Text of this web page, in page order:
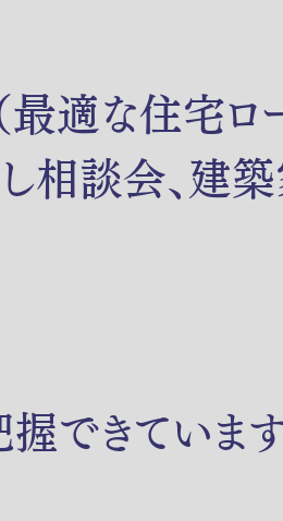
最適な住宅
相談会、建
できていま